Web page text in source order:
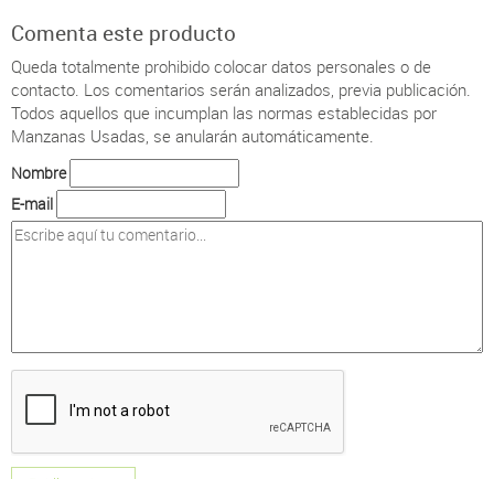
Comenta este producto
Queda totalmente prohibido colocar datos personales o de
contacto. Los comentarios serán analizados, previa publicación.
Todos aquellos que incumplan las normas establecidas por
Manzanas Usadas, se anularán automáticamente.
Nombre
E-mail